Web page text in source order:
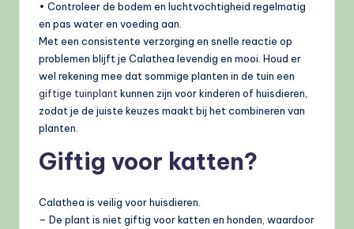
• Controleer de bodem en luchtvochtigheid regelmatig
en pas water en voeding aan.
Met een consistente verzorging en snelle reactie op
problemen blijft je Calathea levendig en mooi. Houd er
wel rekening mee dat sommige planten in de tuin een
giftige tuinplant kunnen zijn voor kinderen of huisdieren,
zodat je de juiste keuzes maakt bij het combineren van
planten.
Giftig voor katten?
Calathea is veilig voor huisdieren.
– De plant is niet giftig voor katten en honden, waardoor